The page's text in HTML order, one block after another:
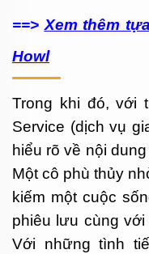
==>Xem thêm
Howl
Trong khi đó, với
Service (dịch vụ
hiểu rõ về nội
Một cô phù thủy
kiếm một cuộc
phiêu lưu cùng
Với những tình